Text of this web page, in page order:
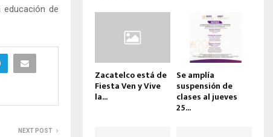
de
NEXT POST
Zacatelco está de
Fiesta Ven y Vive
la...
Se amplía
suspensión de
clases al jueves
25...